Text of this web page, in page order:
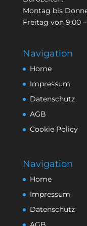
Montag bis
Freitag von 9:00
Navigation
Home
Impressum
Datenschutz
AGB
Cookie Policy
Navigation
Home
Impressum
Datenschutz